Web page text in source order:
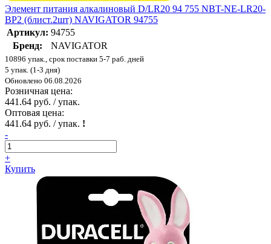
Элемент питания алкалиновый D/LR20 94 755 NBT-NE-LR20-
BP2 (блист.2шт) NAVIGATOR 94755
Артикул: 94755
Бренд:
NAVIGATOR
10896 упак., срок поставки 5-7 раб. дней
5 упак. (1-3 дня)
Обновлено 06.08.2026
Розничная цена:
441.64 руб. / упак.
Оптовая цена:
441.64 руб. / упак. !
-
+
Купить